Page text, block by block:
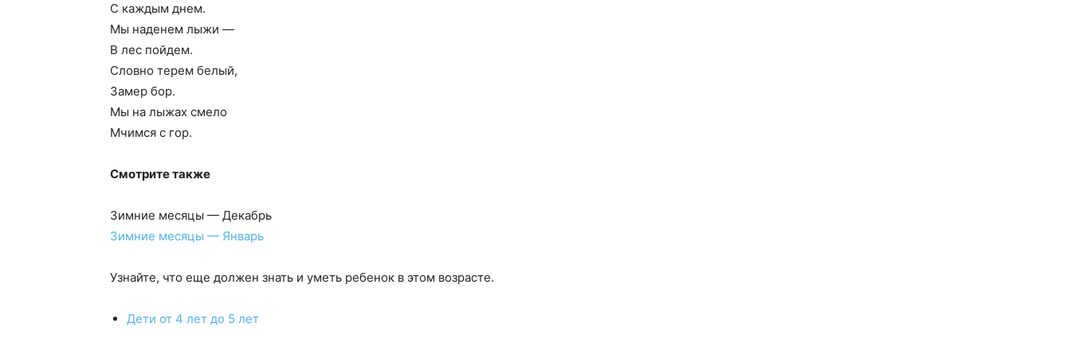
С каждым днем.
Мы наденем лыжи —
В лес пойдем.
Словно терем белый,
Замер бор.
Мы на лыжах смело
Мчимся с гор.
Смотрите также
Зимние месяцы — Декабрь
Зимние месяцы — Январь
Узнайте, что еще должен знать и уметь ребенок в этом возрасте.
Дети от 4 лет до 5 лет